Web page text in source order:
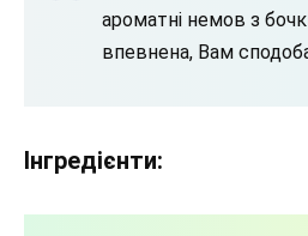
ароматні немов з
впевнена, Вам
Інгредієнти: